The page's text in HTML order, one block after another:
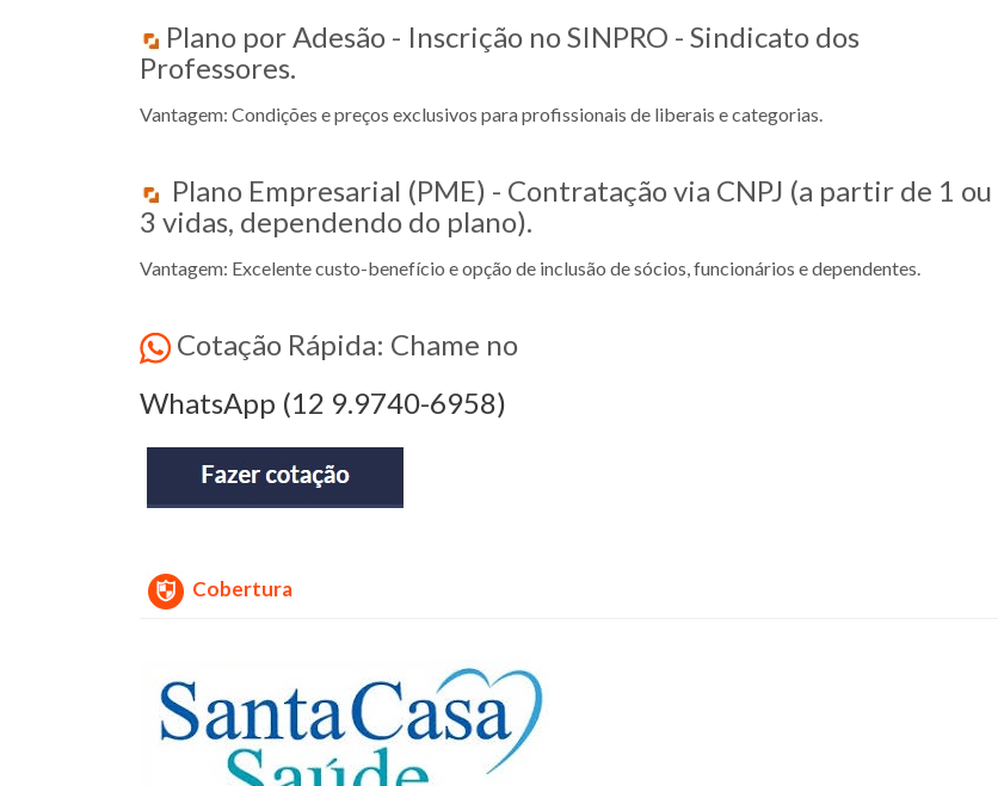
Plano por Adesão - Inscrição no SINPRO - Sindicato dos
Professores.
Vantagem: Condições e preços exclusivos para profissionais de liberais e categorias.
Plano Empresarial (PME) - Contratação via CNPJ (a partir de 1 ou
3 vidas, dependendo do plano).
Vantagem: Excelente custo-benefício e opção de inclusão de sócios, funcionários e dependentes.
Cotação Rápida: Chame no
WhatsApp (12 9.9740-6958)
Cobertura